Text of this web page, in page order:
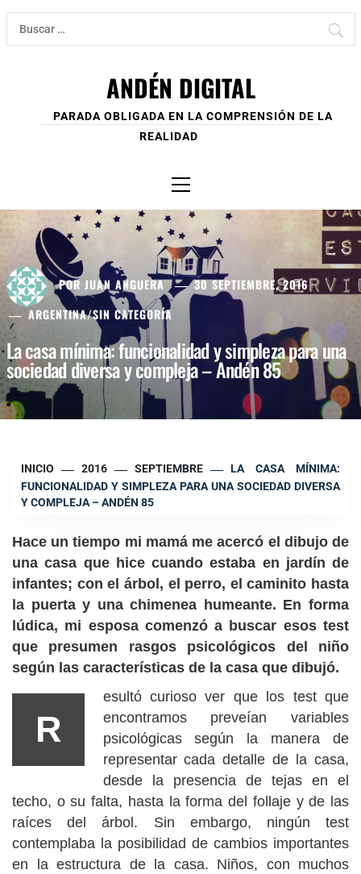
Ir
contenido
Buscar:
ANDÉN DIGITAL
PARADA OBLIGADA EN LA COMPRENSIÓN DE LA
REALIDAD
principal
POR JUAN ANGUERA
30 SEPTIEMBRE, 2016
ARGENTINA/SIN CATEGORÍA
La casa mínima: funcionalidad y simpleza para una
sociedad diversa y compleja – Andén 85
INICIO 2016 SEPTIEMBRE
LA CASA MÍNIMA:
FUNCIONALIDAD Y SIMPLEZA PARA UNA SOCIEDAD DIVERSA
Y COMPLEJA – ANDÉN 85
Hace un tiempo mi mamá me acercó el dibujo de
una casa que hice cuando estaba en jardín de
infantes; con el árbol, el perro, el caminito hasta
la puerta y una chimenea humeante. En forma
lúdica, mi esposa comenzó a buscar esos test
que presumen rasgos psicológicos del niño
según las características de la casa que dibujó.
R
esultó curioso ver que los test que
encontramos preveían variables
psicológicas según la manera de
representar cada detalle de la casa,
desde la presencia de tejas en el
techo, o su falta, hasta la forma del follaje y de las
raíces del árbol. Sin embargo, ningún test
contemplaba la posibilidad de cambios importantes
en la estructura de la casa. Niños, con muchos